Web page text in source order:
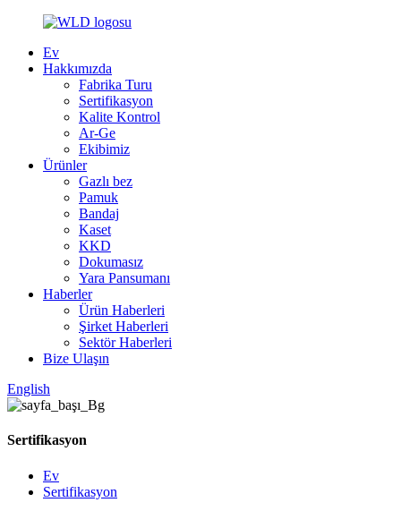
Ev
Hakkımızda
Fabrika Turu
Sertifikasyon
Kalite Kontrol
Ar-Ge
Ekibimiz
Ürünler
Gazlı bez
Pamuk
Bandaj
Kaset
KKD
Dokumasız
Yara Pansumanı
Haberler
Ürün Haberleri
Şirket Haberleri
Sektör Haberleri
Bize Ulaşın
English
Sertifikasyon
Ev
Sertifikasyon